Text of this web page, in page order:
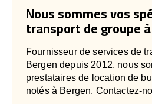
Nous sommes vos
transport de groupe
Fournisseur de services de
Bergen depuis 2012, nous
prestataires de location de
notés à Bergen. Contactez-